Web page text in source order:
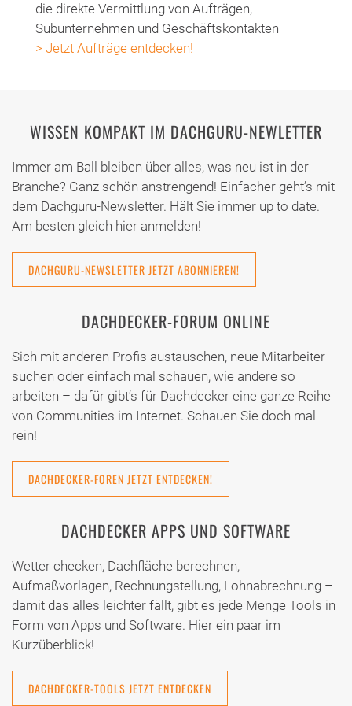
die direkte Vermittlung von Aufträgen,
Subunternehmen und Geschäftskontakten
> Jetzt Aufträge entdecken!
WISSEN KOMPAKT IM DACHGURU-NEWLETTER
Immer am Ball bleiben über alles, was neu ist in der
Branche? Ganz schön anstrengend! Einfacher geht’s mit
dem Dachguru-Newsletter. Hält Sie immer up to date.
Am besten gleich hier anmelden!
DACHGURU-NEWSLETTER JETZT ABONNIEREN!
DACHDECKER-FORUM ONLINE
Sich mit anderen Profis austauschen, neue Mitarbeiter
suchen oder einfach mal schauen, wie andere so
arbeiten – dafür gibt‘s für Dachdecker eine ganze Reihe
von Communities im Internet. Schauen Sie doch mal
rein!
DACHDECKER-FOREN JETZT ENTDECKEN!
DACHDECKER APPS UND SOFTWARE
Wetter checken, Dachfläche berechnen,
Aufmaßvorlagen, Rechnungstellung, Lohnabrechnung –
damit das alles leichter fällt, gibt es jede Menge Tools in
Form von Apps und Software. Hier ein paar im
Kurzüberblick!
DACHDECKER-TOOLS JETZT ENTDECKEN